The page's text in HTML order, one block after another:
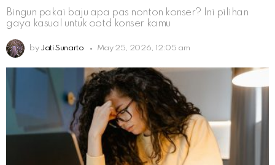
Bingun pakai baju apa pas nonton konser? Ini pilihan
gaya kasual untuk ootd konser kamu
by Jati Sunarto May 25, 2026, 12:05 am